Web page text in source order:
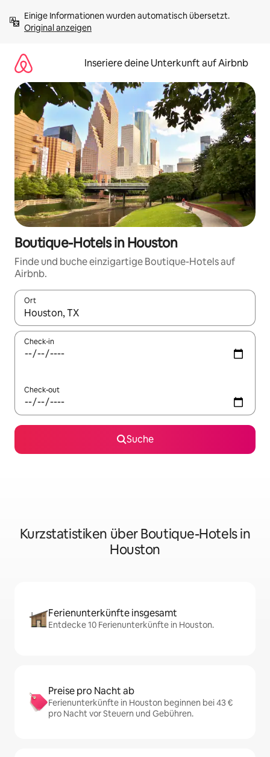
Inhalten
springenOriginal anzeigen
Inseriere deine Unterkunft auf Airbnb
Boutique-Hotels in Houston
Finde und buche einzigartige Boutique-Hotels auf
Airbnb.
Ort
Wenn Ergebnisse verfügbar sind, navigiere mit den
Check-in
Check-out
Suche
Kurzstatistiken über Boutique-Hotels in
Houston
Ferienunterkünfte insgesamt
Entdecke 10 Ferienunterkünfte in Houston.
Preise pro Nacht ab
Ferienunterkünfte in Houston beginnen bei 43 €
pro Nacht vor Steuern und Gebühren.